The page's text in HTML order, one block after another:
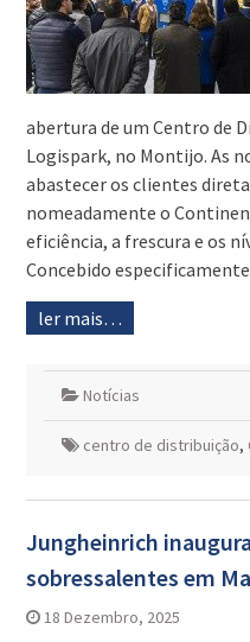
abertura de um Centro de
Logispark, no Montijo. As
abastecer os clientes
nomeadamente o
eficiência, a frescura e os
Concebido
ler mais…
Notícias
centro de distribuição,
Jungheinrich
sobressalentes em
18 Dezembro, 2025